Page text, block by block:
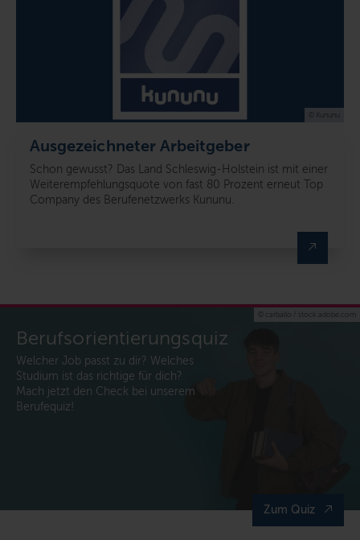
Ausgezeichneter Arbeitgeber
Schon gewusst? Das Land Schleswig-Holstein ist mit einer
Weiterempfehlungsquote von fast 80 Prozent erneut Top
Company des Berufenetzwerks Kununu.
© Kununu
Berufsorientierungsquiz
Welcher Job passt zu dir? Welches
Studium ist das richtige für dich?
Mach jetzt den Check bei unserem
Berufequiz!
© carballo / stock.adobe.com
Zum Quiz